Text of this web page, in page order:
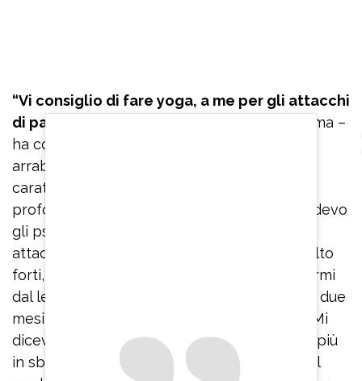
“Vi consiglio di fare yoga, a me per gli attacchi
di panico
è servito veramente tanto, mi calma –
ha confidato – Se ho paura o inizio ad
arrabbiarmi per qualcosa perché ho un
caratterino non molto facile, inspiro
profondamente. Quando stavo male e prendevo
gli psicofarmaci, quando mi arrivavano gli
attacchi di panico che erano veramente molto
forti, ero immobilizzata, non riuscivo ad alzarmi
dal letto e ad uscire dalla stanza. Sono stata due
mesi rinchiusa in casa, con le tende chiuse. Mi
dicevano: ‘Respira’. Io ci provavo ma andavo più
in sbatti. Invece bisogna imparare a farlo nel